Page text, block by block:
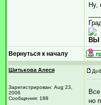
Ну,
ВЫ
Вернуться к началу
Шитькова Алеся
Зарегистрирован: Aug 23,
2006
Сообщения: 188
но